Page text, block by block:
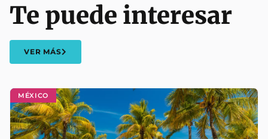
MÉXICO
Te puede interesar
VER MÁS